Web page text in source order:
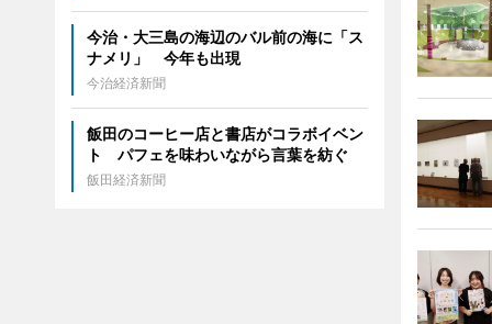
今治・大三島の海辺のバル前の海に「ス
ナメリ」 今年も出現
今治経済新聞
飯田のコーヒー店と書店がコラボイベン
ト パフェを味わいながら言葉を紡ぐ
飯田経済新聞